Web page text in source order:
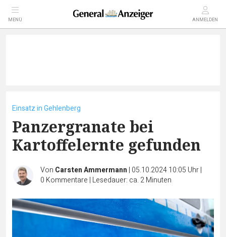
MENÜ ANMELDEN
Einsatz in Gehlenberg
Panzergranate bei
Kartoffelernte gefunden
Von Carsten Ammermann | 05.10.2024 10:05 Uhr|
0 Kommentare | Lesedauer: ca. 2 Minuten